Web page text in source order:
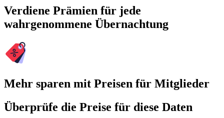
Verdiene Prämien für jede
wahrgenommene Übernachtung
Mehr sparen mit Preisen für Mitglieder
Überprüfe die Preise für diese Daten